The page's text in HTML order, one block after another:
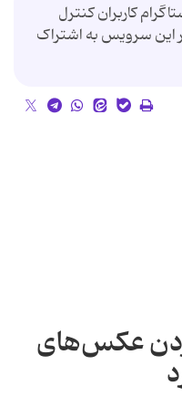
کاربران کنترل
این سرویس به اشتراک
عکس‌های